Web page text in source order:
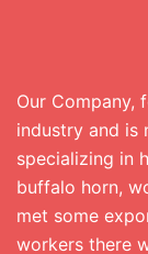
Our Company,
industry and is
specializing in
buffalo horn,
met some
workers there